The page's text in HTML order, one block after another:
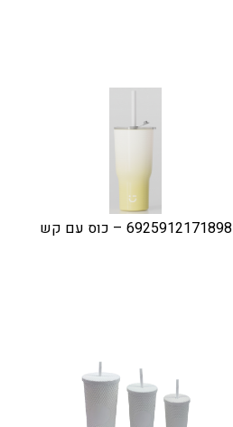
6925912171898 – כוס עם קש